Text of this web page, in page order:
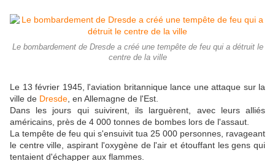
Le bombardement de Dresde a créé une tempête de feu qui a détruit le
centre de la ville
Le 13 février 1945, l'aviation britannique lance une attaque sur la
ville de Dresde , en Allemagne de l'Est.
Dans les jours qui suivirent, ils larguèrent, avec leurs alliés
américains, près de 4 000 tonnes de bombes lors de l'assaut.
La tempête de feu qui s'ensuivit tua 25 000 personnes, ravageant
le centre ville, aspirant l'oxygène de l'air et étouffant les gens qui
tentaient d'échapper aux flammes.